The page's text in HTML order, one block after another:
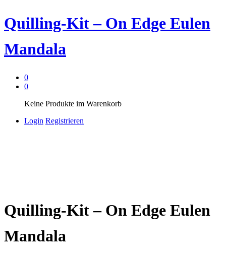
Quilling-Kit – On Edge Eulen
Mandala
0
0
Keine Produkte im Warenkorb
Login Registrieren
Quilling-Kit – On Edge Eulen
Mandala